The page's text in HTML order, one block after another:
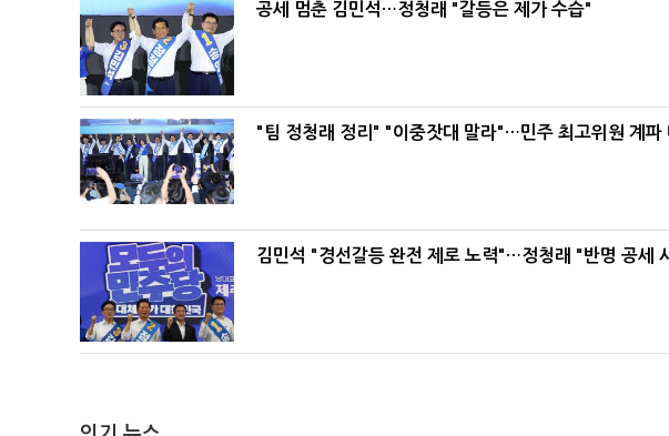
공세 멈춘 김민석…정청래 "갈등은 제가 수습"
"팀 정청래 정리" "이중잣대 말라"…민주 최고위원 계파
김민석 "경선갈등 완전 제로 노력"…정청래 "반명 공세